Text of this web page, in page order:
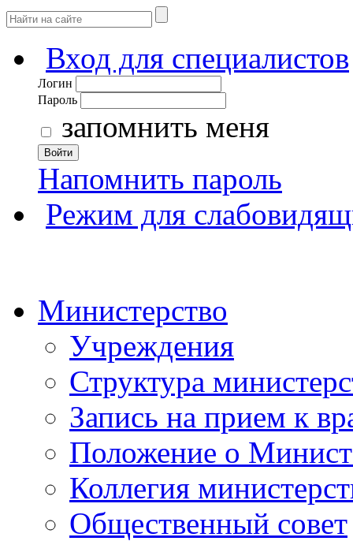
Вход для специалистов
Логин
Пароль
запомнить меня
Войти
Напомнить пароль
Режим для
Министерство
Учреждения
Структура
Запись на прием к
Положение о
Коллегия
Общественный совет